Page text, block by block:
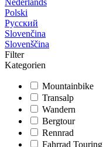
Nederlands
Polski
Русский
Slovenčina
Slovenščina
Filter
Kategorien
Mountainbike
Transalp
Wandern
Bergtour
Rennrad
Fahrrad Touring